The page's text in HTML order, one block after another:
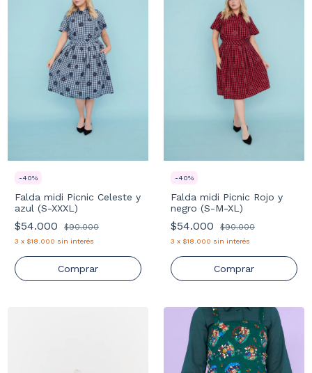
-40%
Falda midi Picnic Celeste y
azul (S-XXXL)
$54.000 $90.000
3 x $18.000 sin interés
Comprar
-40%
Falda midi Picnic Rojo y
negro (S-M-XL)
$54.000 $90.000
3 x $18.000 sin interés
Comprar